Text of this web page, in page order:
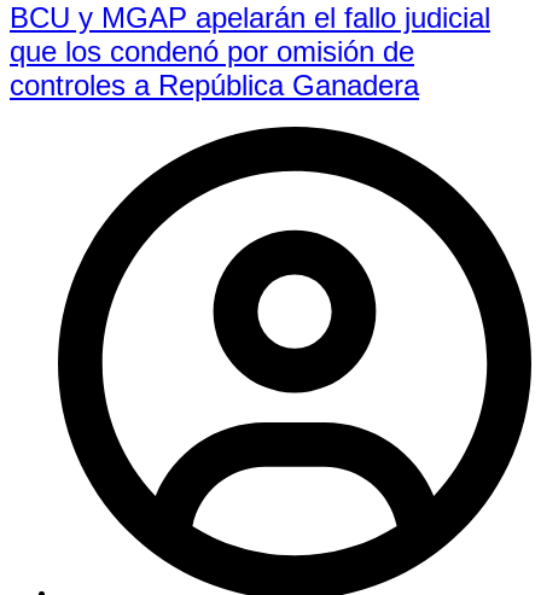
BCU y MGAP apelarán el fallo judicial
que los condenó por omisión de
controles a República Ganadera